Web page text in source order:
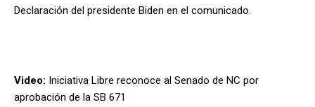
Declaración del presidente Biden en el comunicado.
Video: Iniciativa Libre reconoce al Senado de NC por
aprobación de la SB 671